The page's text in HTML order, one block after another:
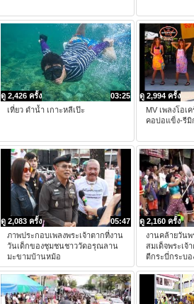
03:25
ดู 2,426 ครั้ง
เที่ยว ดำน้ำ เกาะหลีเป๊ะ
ดู 2,994 ครั้ง
MV เพลงโอเ
คอบ่อแข็ง-รีมิ
05:47
ดู 2,083 ครั้ง
ภาพประกอบเพลงพระเจ้าตากที่งาน
วันเด็กของชุมชนชาววัดอรุณลาน
มะขามบ้านหม้อ
ดู 2,160 ครั้ง
งานคล้ายวัน
สมเด็จพระเจ้
ตีกระบี่กระบอ